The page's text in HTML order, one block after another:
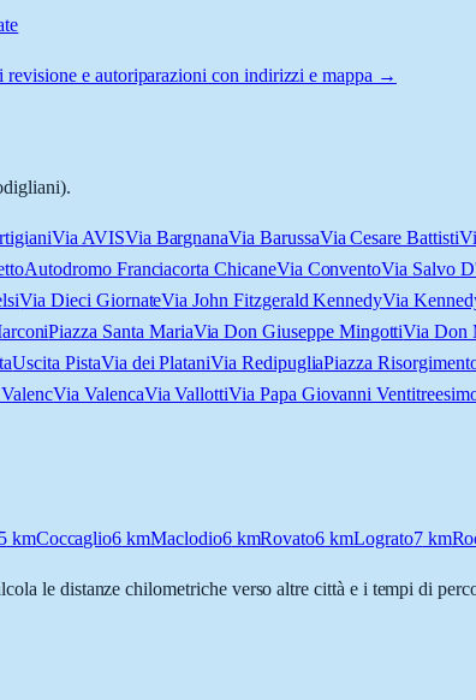
revisione e autoriparazioni con indirizzi e mappa →
Via AVISVia BargnanaVia BarussaVia Cesare Battisti
Autodromo Franciacorta ChicaneVia ConventoVia Salvo
Via Dieci GiornateVia John Fitzgerald KennedyVia
Piazza Santa MariaVia Don Giuseppe MingottiVia Don
Uscita PistaVia dei PlataniVia RedipugliaPiazza
Via ValencaVia VallottiVia Papa Giovanni
kmCoccaglio6 kmMaclodio6kmRovato6 kmLograto7km
le distanze chilometriche verso altre città e i tempi di